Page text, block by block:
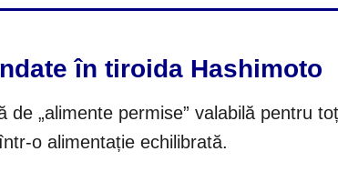
în tiroida Hashimoto
de „alimente permise” valabilă pentru
o alimentație echilibrată.